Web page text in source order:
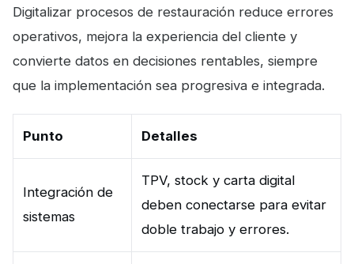
Digitalizar procesos de restauración reduce errores
operativos, mejora la experiencia del cliente y
convierte datos en decisiones rentables, siempre
que la implementación sea progresiva e integrada.
Punto Detalles
Integración de
sistemas
TPV, stock y carta digital
deben conectarse para evitar
doble trabajo y errores.